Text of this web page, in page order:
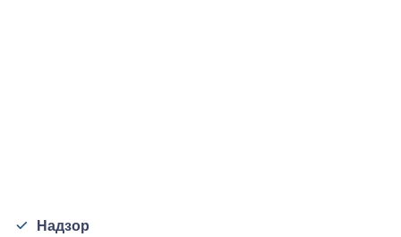
Надзор